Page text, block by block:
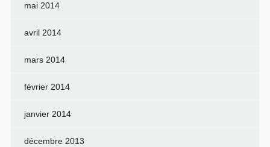
mai 2014
avril 2014
mars 2014
février 2014
janvier 2014
décembre 2013